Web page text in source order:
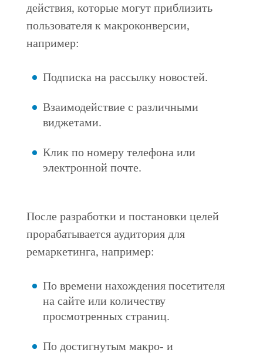
действия, которые могут приблизить
пользователя к макроконверсии,
например:
Подписка на рассылку новостей.
Взаимодействие с различными
виджетами.
Клик по номеру телефона или
электронной почте.
После разработки и постановки целей
прорабатывается аудитория для
ремаркетинга, например:
По времени нахождения посетителя
на сайте или количеству
просмотренных страниц.
По достигнутым макро- и